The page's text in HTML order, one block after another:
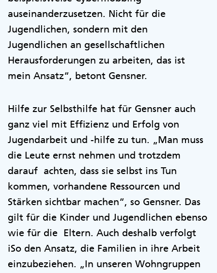
auseinanderzusetzen. Nicht für die
Jugendlichen, sondern mit den
Jugendlichen an gesellschaftlichen
Herausforderungen zu arbeiten, das ist
mein Ansatz“, betont Gensner.
Hilfe zur Selbsthilfe hat für Gensner auch
ganz viel mit Effizienz und Erfolg von
Jugendarbeit und -hilfe zu tun. „Man muss
die Leute ernst nehmen und trotzdem
darauf achten, dass sie selbst ins Tun
kommen, vorhandene Ressourcen und
Stärken sichtbar machen“, so Gensner. Das
gilt für die Kinder und Jugendlichen ebenso
wie für die Eltern. Auch deshalb verfolgt
iSo den Ansatz, die Familien in ihre Arbeit
einzubeziehen. „In unseren Wohngruppen